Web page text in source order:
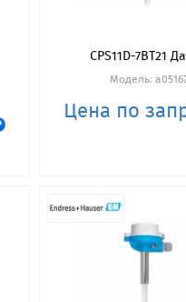
CPS11D-7BT21
Модель:
Цена по